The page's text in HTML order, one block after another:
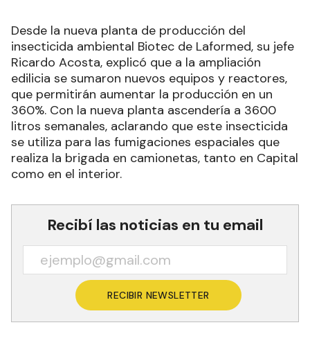
Desde la nueva planta de producción del
insecticida ambiental Biotec de Laformed, su jefe
Ricardo Acosta, explicó que a la ampliación
edilicia se sumaron nuevos equipos y reactores,
que permitirán aumentar la producción en un
360%. Con la nueva planta ascendería a 3600
litros semanales, aclarando que este insecticida
se utiliza para las fumigaciones espaciales que
realiza la brigada en camionetas, tanto en Capital
como en el interior.
Recibí las noticias en tu email
RECIBIR NEWSLETTER